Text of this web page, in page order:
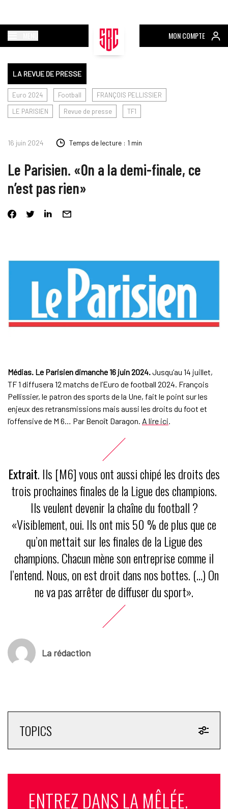
MON COMPTE
LA REVUE DE PRESSE
Euro 2024 Football
FRANÇOIS PELLISSIER
LE PARISIEN
Revue de presse TF1
16 juin 2024 Temps de lecture : 1 min
Le Parisien. «On a la demi-finale, ce
n’est pas rien»
Médias. Le Parisien dimanche 16 juin 2024.Jusqu’au 14 juillet,
TF 1 diffusera 12 matchs de l’Euro de football 2024. François
Pellissier, le patron des sports de la Une, fait le point sur les
enjeux des retransmissions mais aussi les droits du foot et
l’offensive de M 6… Par Benoît Daragon. A lire ici.
Extrait. Ils [M6] vous ont aussi chipé les droits des
trois prochaines finales de la Ligue des champions.
Ils veulent devenir la chaîne du football ?
«Visiblement, oui. Ils ont mis 50 % de plus que ce
qu’on mettait sur les finales de la Ligue des
champions. Chacun mène son entreprise comme il
l’entend. Nous, on est droit dans nos bottes. (…) On
ne va pas arrêter de diffuser du sport».
La rédaction
TOPICS
ENTREZ DANS LA MÊLÉE.